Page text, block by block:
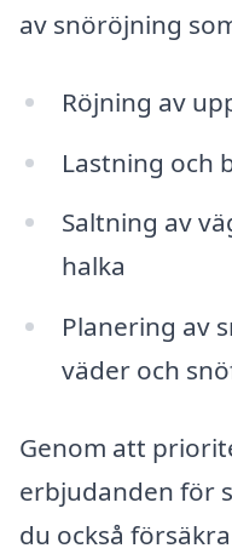
av snöröjning
Röjning av
Lastning och
Saltning av
halka
Planering av
väder och
Genom att
erbjudanden för
du också